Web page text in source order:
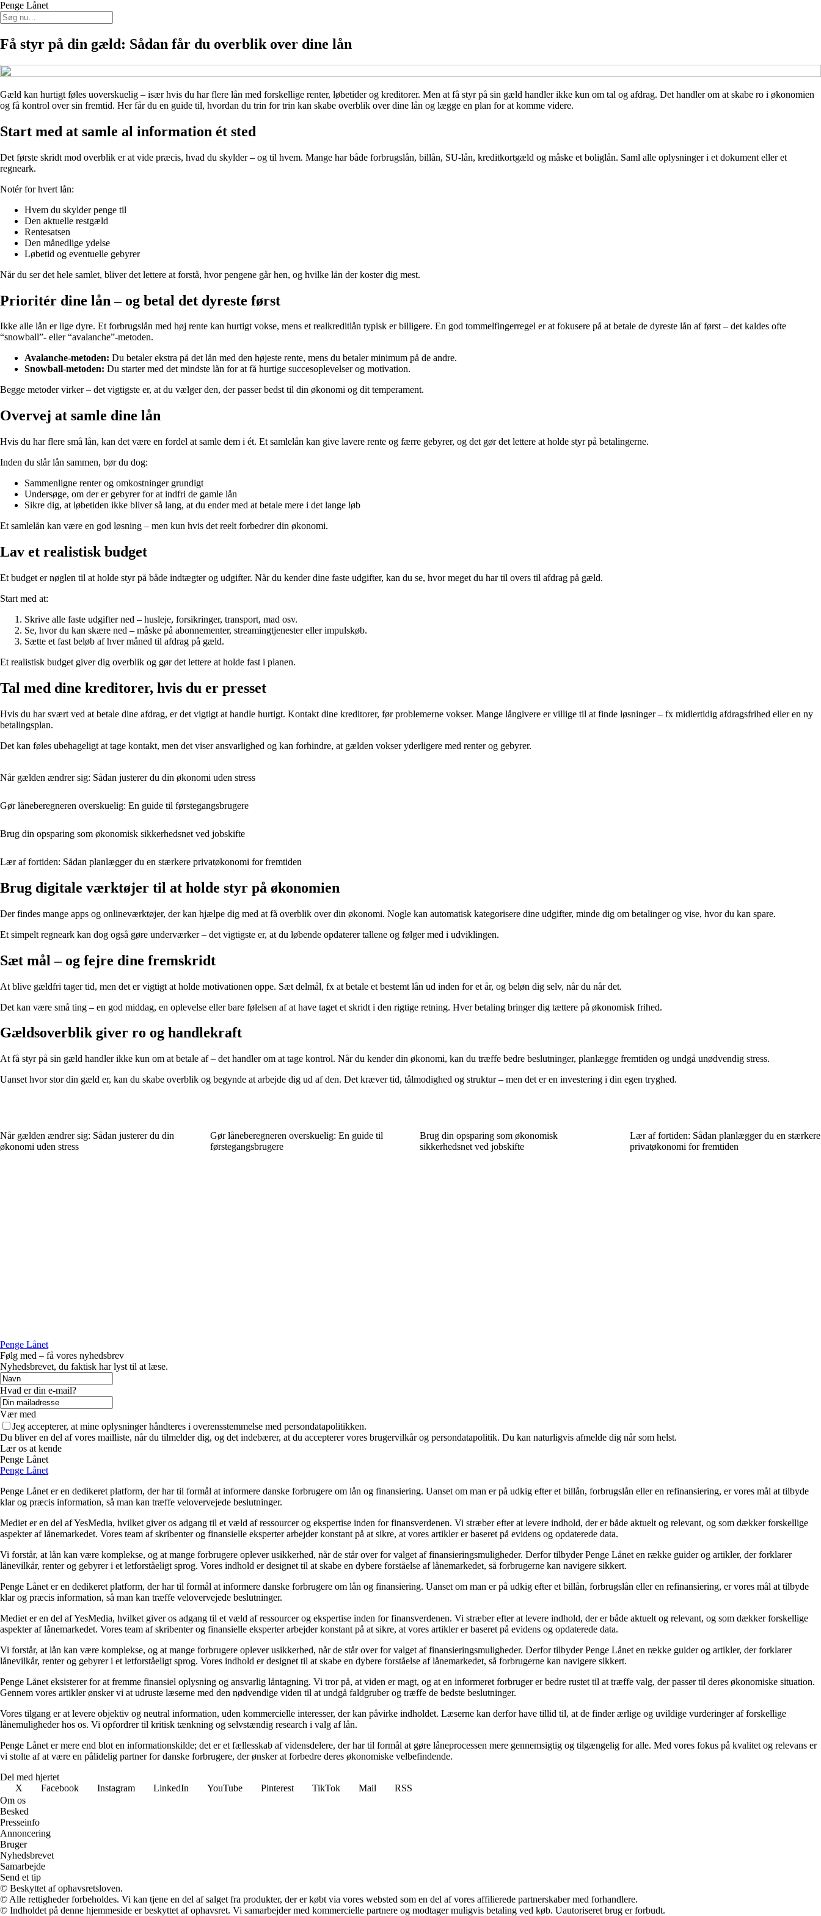
Penge Lånet
Få styr på din gæld: Sådan får du overblik over dine lån
Gæld kan hurtigt føles uoverskuelig – især hvis du har flere lån med forskellige renter, løbetider og kreditorer. Men at få styr på sin gæld handler ikke kun om tal og afdrag. Det handler om at skabe ro i økonomien
og få kontrol over sin fremtid. Her får du en guide til, hvordan du trin for trin kan skabe overblik over dine lån og lægge en plan for at komme videre.
Start med at samle al information ét sted
Det første skridt mod overblik er at vide præcis, hvad du skylder – og til hvem. Mange har både forbrugslån, billån, SU-lån, kreditkortgæld og måske et boliglån. Saml alle oplysninger i et dokument eller et
regneark.
Notér for hvert lån:
Hvem du skylder penge til
Den aktuelle restgæld
Rentesatsen
Den månedlige ydelse
Løbetid og eventuelle gebyrer
Når du ser det hele samlet, bliver det lettere at forstå, hvor pengene går hen, og hvilke lån der koster dig mest.
Prioritér dine lån – og betal det dyreste først
Ikke alle lån er lige dyre. Et forbrugslån med høj rente kan hurtigt vokse, mens et realkreditlån typisk er billigere. En god tommelfingerregel er at fokusere på at betale de dyreste lån af først – det kaldes ofte
“snowball”- eller “avalanche”-metoden.
Avalanche-metoden: Du betaler ekstra på det lån med den højeste rente, mens du betaler minimum på de andre.
Snowball-metoden: Du starter med det mindste lån for at få hurtige succesoplevelser og motivation.
Begge metoder virker – det vigtigste er, at du vælger den, der passer bedst til din økonomi og dit temperament.
Overvej at samle dine lån
Hvis du har flere små lån, kan det være en fordel at samle dem i ét. Et samlelån kan give lavere rente og færre gebyrer, og det gør det lettere at holde styr på betalingerne.
Inden du slår lån sammen, bør du dog:
Sammenligne renter og omkostninger grundigt
Undersøge, om der er gebyrer for at indfri de gamle lån
Sikre dig, at løbetiden ikke bliver så lang, at du ender med at betale mere i det lange løb
Et samlelån kan være en god løsning – men kun hvis det reelt forbedrer din økonomi.
Lav et realistisk budget
Et budget er nøglen til at holde styr på både indtægter og udgifter. Når du kender dine faste udgifter, kan du se, hvor meget du har til overs til afdrag på gæld.
Start med at:
Skrive alle faste udgifter ned – husleje, forsikringer, transport, mad osv.
Se, hvor du kan skære ned – måske på abonnementer, streamingtjenester eller impulskøb.
Sætte et fast beløb af hver måned til afdrag på gæld.
Et realistisk budget giver dig overblik og gør det lettere at holde fast i planen.
Tal med dine kreditorer, hvis du er presset
Hvis du har svært ved at betale dine afdrag, er det vigtigt at handle hurtigt. Kontakt dine kreditorer, før problemerne vokser. Mange långivere er villige til at finde løsninger – fx midlertidig afdragsfrihed eller en ny
betalingsplan.
Det kan føles ubehageligt at tage kontakt, men det viser ansvarlighed og kan forhindre, at gælden vokser yderligere med renter og gebyrer.
Når gælden ændrer sig: Sådan justerer du din økonomi uden stress
Gør låneberegneren overskuelig: En guide til førstegangsbrugere
Brug din opsparing som økonomisk sikkerhedsnet ved jobskifte
Lær af fortiden: Sådan planlægger du en stærkere privatøkonomi for fremtiden
Brug digitale værktøjer til at holde styr på økonomien
Der findes mange apps og onlineværktøjer, der kan hjælpe dig med at få overblik over din økonomi. Nogle kan automatisk kategorisere dine udgifter, minde dig om betalinger og vise, hvor du kan spare.
Et simpelt regneark kan dog også gøre underværker – det vigtigste er, at du løbende opdaterer tallene og følger med i udviklingen.
Sæt mål – og fejre dine fremskridt
At blive gældfri tager tid, men det er vigtigt at holde motivationen oppe. Sæt delmål, fx at betale et bestemt lån ud inden for et år, og beløn dig selv, når du når det.
Det kan være små ting – en god middag, en oplevelse eller bare følelsen af at have taget et skridt i den rigtige retning. Hver betaling bringer dig tættere på økonomisk frihed.
Gældsoverblik giver ro og handlekraft
At få styr på sin gæld handler ikke kun om at betale af – det handler om at tage kontrol. Når du kender din økonomi, kan du træffe bedre beslutninger, planlægge fremtiden og undgå unødvendig stress.
Uanset hvor stor din gæld er, kan du skabe overblik og begynde at arbejde dig ud af den. Det kræver tid, tålmodighed og struktur – men det er en investering i din egen tryghed.
Når gælden ændrer sig: Sådan justerer du din
økonomi uden stress
Gør låneberegneren overskuelig: En guide til
førstegangsbrugere
Brug din opsparing som økonomisk
sikkerhedsnet ved jobskifte
Lær af fortiden: Sådan planlægger du en stærkere
privatøkonomi for fremtiden
Penge Lånet
Følg med – få vores nyhedsbrev
Nyhedsbrevet, du faktisk har lyst til at læse.
Hvad er din e-mail?
Vær med
Jeg accepterer, at mine oplysninger håndteres i overensstemmelse med persondatapolitikken.
Du bliver en del af vores mailliste, når du tilmelder dig, og det indebærer, at du accepterer vores brugervilkår og persondatapolitik. Du kan naturligvis afmelde dig når som helst.
Lær os at kende
Penge Lånet
Penge Lånet
Penge Lånet er en dedikeret platform, der har til formål at informere danske forbrugere om lån og finansiering. Uanset om man er på udkig efter et billån, forbrugslån eller en refinansiering, er vores mål at tilbyde
klar og præcis information, så man kan træffe velovervejede beslutninger.
Mediet er en del af YesMedia, hvilket giver os adgang til et væld af ressourcer og ekspertise inden for finansverdenen. Vi stræber efter at levere indhold, der er både aktuelt og relevant, og som dækker forskellige
aspekter af lånemarkedet. Vores team af skribenter og finansielle eksperter arbejder konstant på at sikre, at vores artikler er baseret på evidens og opdaterede data.
Vi forstår, at lån kan være komplekse, og at mange forbrugere oplever usikkerhed, når de står over for valget af finansieringsmuligheder. Derfor tilbyder Penge Lånet en række guider og artikler, der forklarer
lånevilkår, renter og gebyrer i et letforståeligt sprog. Vores indhold er designet til at skabe en dybere forståelse af lånemarkedet, så forbrugerne kan navigere sikkert.
Penge Lånet er en dedikeret platform, der har til formål at informere danske forbrugere om lån og finansiering. Uanset om man er på udkig efter et billån, forbrugslån eller en refinansiering, er vores mål at tilbyde
klar og præcis information, så man kan træffe velovervejede beslutninger.
Mediet er en del af YesMedia, hvilket giver os adgang til et væld af ressourcer og ekspertise inden for finansverdenen. Vi stræber efter at levere indhold, der er både aktuelt og relevant, og som dækker forskellige
aspekter af lånemarkedet. Vores team af skribenter og finansielle eksperter arbejder konstant på at sikre, at vores artikler er baseret på evidens og opdaterede data.
Vi forstår, at lån kan være komplekse, og at mange forbrugere oplever usikkerhed, når de står over for valget af finansieringsmuligheder. Derfor tilbyder Penge Lånet en række guider og artikler, der forklarer
lånevilkår, renter og gebyrer i et letforståeligt sprog. Vores indhold er designet til at skabe en dybere forståelse af lånemarkedet, så forbrugerne kan navigere sikkert.
Penge Lånet eksisterer for at fremme finansiel oplysning og ansvarlig låntagning. Vi tror på, at viden er magt, og at en informeret forbruger er bedre rustet til at træffe valg, der passer til deres økonomiske situation.
Gennem vores artikler ønsker vi at udruste læserne med den nødvendige viden til at undgå faldgruber og træffe de bedste beslutninger.
Vores tilgang er at levere objektiv og neutral information, uden kommercielle interesser, der kan påvirke indholdet. Læserne kan derfor have tillid til, at de finder ærlige og uvildige vurderinger af forskellige
lånemuligheder hos os. Vi opfordrer til kritisk tænkning og selvstændig research i valg af lån.
Penge Lånet er mere end blot en informationskilde; det er et fællesskab af vidensdelere, der har til formål at gøre låneprocessen mere gennemsigtig og tilgængelig for alle. Med vores fokus på kvalitet og relevans er
vi stolte af at være en pålidelig partner for danske forbrugere, der ønsker at forbedre deres økonomiske velbefindende.
Del med hjertet
X
Facebook Instagram LinkedIn YouTube Pinterest TikTok Mail
RSS
Om os
Besked
Presseinfo
Annoncering
Bruger
Nyhedsbrevet
Samarbejde
Send et tip
© Beskyttet af ophavsretsloven.
© Alle rettigheder forbeholdes. Vi kan tjene en del af salget fra produkter, der er købt via vores websted som en del af vores affilierede partnerskaber med forhandlere.
© Indholdet på denne hjemmeside er beskyttet af ophavsret. Vi samarbejder med kommercielle partnere og modtager muligvis betaling ved køb. Uautoriseret brug er forbudt.